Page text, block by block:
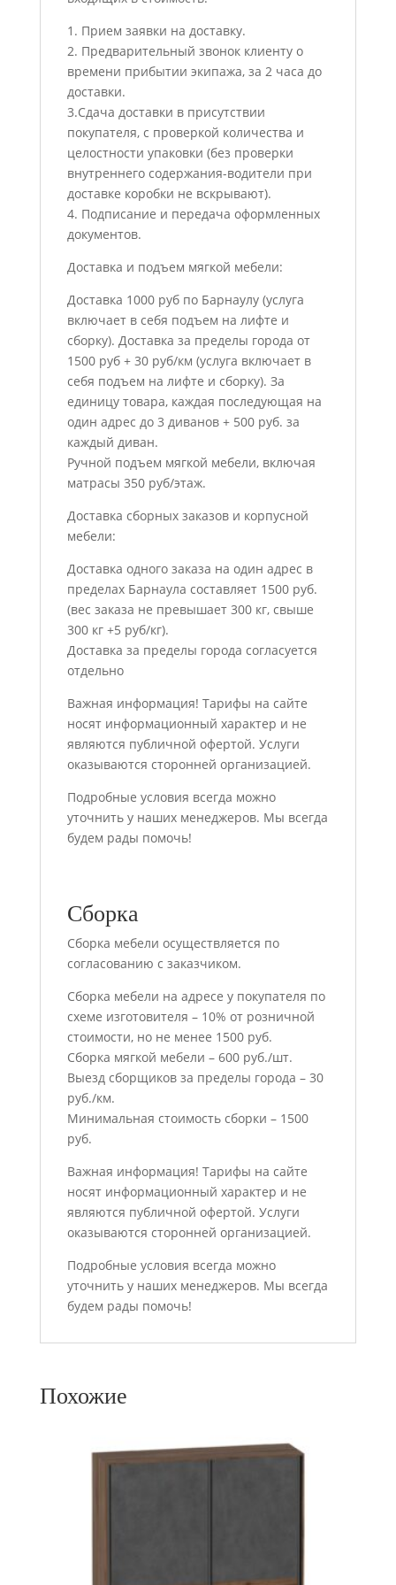
1. Прием заявки на доставку.
2. Предварительный звонок клиенту о
времени прибытии экипажа, за 2 часа до
доставки.
3.Сдача доставки в присутствии
покупателя, с проверкой количества и
целостности упаковки (без проверки
внутреннего содержания-водители при
доставке коробки не вскрывают).
4. Подписание и передача оформленных
документов.
Доставка и подъем мягкой мебели:
Доставка 1000 руб по Барнаулу (услуга
включает в себя подъем на лифте и
сборку). Доставка за пределы города от
1500 руб + 30 руб/км (услуга включает в
себя подъем на лифте и сборку). За
единицу товара, каждая последующая на
один адрес до 3 диванов + 500 руб. за
каждый диван.
Ручной подъем мягкой мебели, включая
матрасы 350 руб/этаж.
Доставка сборных заказов и корпусной
мебели:
Доставка одного заказа на один адрес в
пределах Барнаула составляет 1500 руб.
(вес заказа не превышает 300 кг, свыше
300 кг +5 руб/кг).
Доставка за пределы города согласуется
отдельно
Важная информация! Тарифы на сайте
носят информационный характер и не
являются публичной офертой. Услуги
оказываются сторонней организацией.
Подробные условия всегда можно
уточнить у наших менеджеров. Мы всегда
будем рады помочь!
Сборка
Сборка мебели осуществляется по
согласованию с заказчиком.
Сборка мебели на адресе у покупателя по
схеме изготовителя – 10% от розничной
стоимости, но не менее 1500 руб.
Сборка мягкой мебели – 600 руб./шт.
Выезд сборщиков за пределы города – 30
руб./км.
Минимальная стоимость сборки – 1500
руб.
Важная информация! Тарифы на сайте
носят информационный характер и не
являются публичной офертой. Услуги
оказываются сторонней организацией.
Подробные условия всегда можно
уточнить у наших менеджеров. Мы всегда
будем рады помочь!
Похожие